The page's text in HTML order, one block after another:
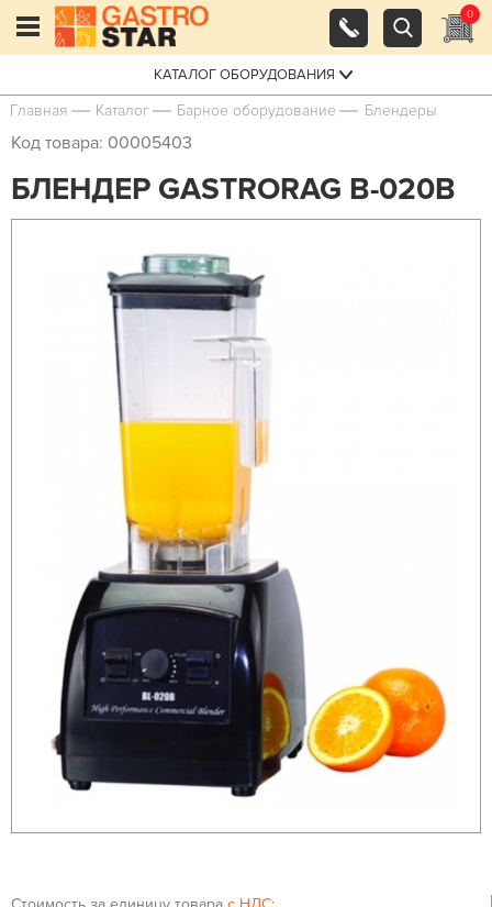
0
КАТАЛОГ ОБОРУДОВАНИЯ
Главная Каталог Барное оборудование Блендеры
Код товара: 00005403
БЛЕНДЕР GASTRORAG B-020B